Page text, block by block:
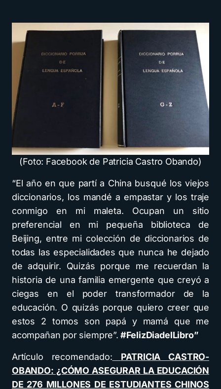
(Foto: Facebook de Patricia Castro Obando)
“El año en que partí a China busqué los viejos
diccionarios, los mandé a empastar y los traje
conmigo en mi maleta. Ocupan un sitio
preferencial en mi pequeña biblioteca de
Beijing, entre mi colección de diccionarios de
todas las especialidades que nunca he dejado
de adquirir. Quizás porque me recuerdan la
historia de una familia emergente que creyó a
ciegas en el poder transformador de la
educación. O quizás porque quiero creer que
estos 2 tomos son papá y mamá que me
acompañan por siempre”. #FelizDiadelLibro”
Artículo recomendado:
PATRICIA CASTRO-
OBANDO: ¿CÓMO ASEGURAR LA EDUCACIÓN
DE 276 MILLONES DE ESTUDIANTES CHINOS